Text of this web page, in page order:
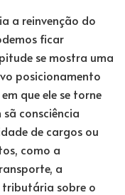
a reinvenção do
ficar
se mostra uma
posicionamento
que ele se torne
consciência
de cargos ou
como a
a
tributária sobre o